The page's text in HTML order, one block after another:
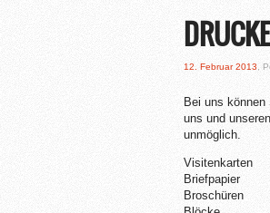
12. Februar 2013 ,
Bei uns
uns und
unmöglich.
Visitenkarten
Briefpapier
Broschüren